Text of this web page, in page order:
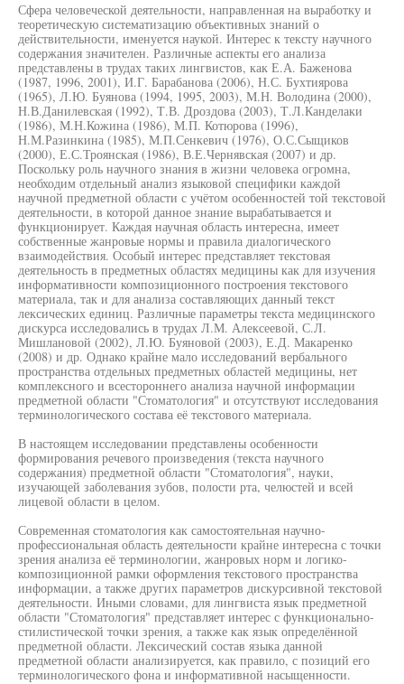
Сфера человеческой деятельности, направленная на выработку и
теоретическую систематизацию объективных знаний о
действительности, именуется наукой. Интерес к тексту научного
содержания значителен. Различные аспекты его анализа
представлены в трудах таких лингвистов, как Е.А. Баженова
(1987, 1996, 2001), И.Г. Барабанова (2006), Н.С. Бухтиярова
(1965), Л.Ю. Буянова (1994, 1995, 2003), М.Н. Володина (2000),
Н.В.Данилевская (1992), Т.В. Дроздова (2003), Т.Л.Канделаки
(1986), М.Н.Кожина (1986), М.П. Котюрова (1996),
Н.М.Разинкина (1985), М.П.Сенкевич (1976), О.С.Сыщиков
(2000), Е.С.Троянская (1986), В.Е.Чернявская (2007) и др.
Поскольку роль научного знания в жизни человека огромна,
необходим отдельный анализ языковой специфики каждой
научной предметной области с учётом особенностей той текстовой
деятельности, в которой данное знание вырабатывается и
функционирует. Каждая научная область интересна, имеет
собственные жанровые нормы и правила диалогического
взаимодействия. Особый интерес представляет текстовая
деятельность в предметных областях медицины как для изучения
информативности композиционного построения текстового
материала, так и для анализа составляющих данный текст
лексических единиц. Различные параметры текста медицинского
дискурса исследовались в трудах Л.М. Алексеевой, С.Л.
Мишлановой (2002), Л.Ю. Буяновой (2003), Е.Д. Макаренко
(2008) и др. Однако крайне мало исследований вербального
пространства отдельных предметных областей медицины, нет
комплексного и всестороннего анализа научной информации
предметной области "Стоматология" и отсутствуют исследования
терминологического состава её текстового материала.
В настоящем исследовании представлены особенности
формирования речевого произведения (текста научного
содержания) предметной области "Стоматология", науки,
изучающей заболевания зубов, полости рта, челюстей и всей
лицевой области в целом.
Современная стоматология как самостоятельная научно-
профессиональная область деятельности крайне интересна с точки
зрения анализа её терминологии, жанровых норм и логико-
композиционной рамки оформления текстового пространства
информации, а также других параметров дискурсивной текстовой
деятельности. Иными словами, для лингвиста язык предметной
области "Стоматология" представляет интерес с функционально-
стилистической точки зрения, а также как язык определённой
предметной области. Лексический состав языка данной
предметной области анализируется, как правило, с позиций его
терминологического фона и информативной насыщенности.